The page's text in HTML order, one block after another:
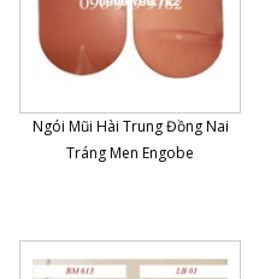
Ngói Mũi Hài Trung Đồng Nai
Tráng Men Engobe